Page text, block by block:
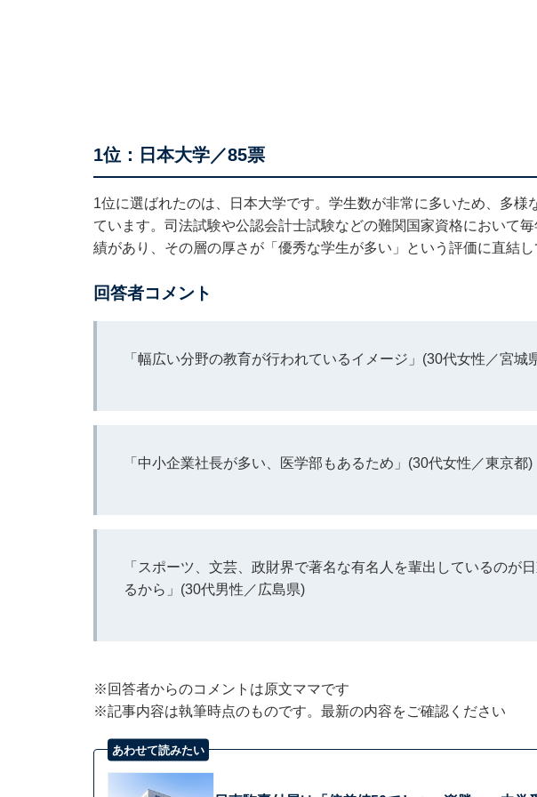
1位：日本大学／85票
1位に選ばれたのは、日本大学です。学生数が非常に多いため、多様
ています。司法試験や公認会計士試験などの難関国家資格において
績があり、その層の厚さが「優秀な学生が多い」という評価に直結し
回答者コメント
「幅広い分野の教育が行われているイメージ」(30代女性／宮城
「中小企業社長が多い、医学部もあるため」(30代女性／東京都)
「スポーツ、文芸、政財界で著名な有名人を輩出しているのが
るから」(30代男性／広島県)
※回答者からのコメントは原文ママです
※記事内容は執筆時点のものです。最新の内容をご確認ください
あわせて読みたい